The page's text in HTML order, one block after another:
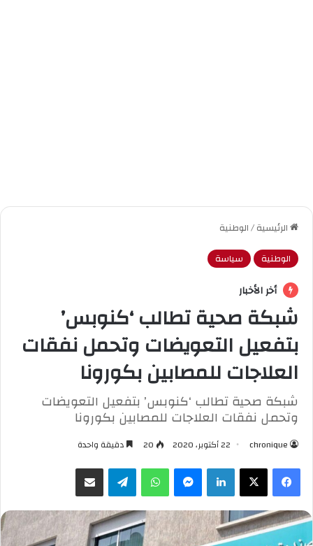
الرئيسية/الوطنية
الوطنية
سياسة
أخر الأخبار
شبكة صحية تطالب ‘كنوبس’
بتفعيل التعويضات وتحمل نفقات
العلاجات للمصابين بكورونا
شبكة صحية تطالب ‘كنوبس’ بتفعيل التعويضات
وتحمل نفقات العلاجات للمصابين بكورونا
chronique 22 أكتوبر، 2020 20 دقيقة واحدة
فيسبوك لينكدإن واتساب تيلقرام